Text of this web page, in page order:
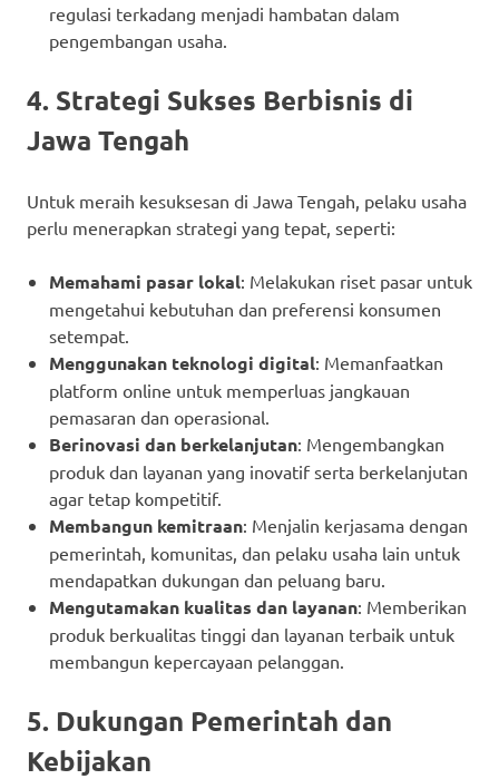
regulasi terkadang menjadi hambatan dalam
pengembangan usaha.
4. Strategi Sukses Berbisnis di
Jawa Tengah
Untuk meraih kesuksesan di Jawa Tengah, pelaku usaha
perlu menerapkan strategi yang tepat, seperti:
Memahami pasar lokal: Melakukan riset pasar untuk
mengetahui kebutuhan dan preferensi konsumen
setempat.
Menggunakan teknologi digital: Memanfaatkan
platform online untuk memperluas jangkauan
pemasaran dan operasional.
Berinovasi dan berkelanjutan: Mengembangkan
produk dan layanan yang inovatif serta berkelanjutan
agar tetap kompetitif.
Membangun kemitraan: Menjalin kerjasama dengan
pemerintah, komunitas, dan pelaku usaha lain untuk
mendapatkan dukungan dan peluang baru.
Mengutamakan kualitas dan layanan: Memberikan
produk berkualitas tinggi dan layanan terbaik untuk
membangun kepercayaan pelanggan.
5. Dukungan Pemerintah dan
Kebijakan